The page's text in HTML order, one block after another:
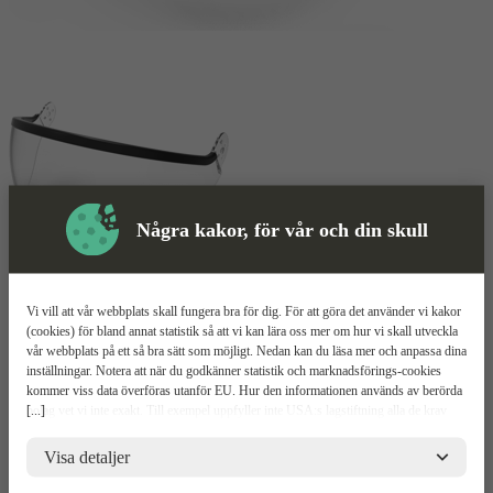
Några kakor, för vår och din skull
[...]
Vi vill att vår webbplats skall fungera bra för dig. För att göra det använder vi kakor
(cookies) för bland annat statistik så att vi kan lära oss mer om hur vi skall utveckla
vår webbplats på ett så bra sätt som möjligt. Nedan kan du läsa mer och anpassa dina
inställningar. Notera att när du godkänner statistik och marknadsförings-cookies
kommer viss data överföras utanför EU. Hur den informationen används av berörda
bolag vet vi inte exakt. Till exempel uppfyller inte USA:s lagstiftning alla de krav
risker för dina personuppgifter. De berörda bolagen måste lämna över uppgifter till
brottsbekämpande myndigheter i USA om de får en sådan begäran. Det kan dock
Visa detaljer
Mer information
Guardio Theia
Imskyddat